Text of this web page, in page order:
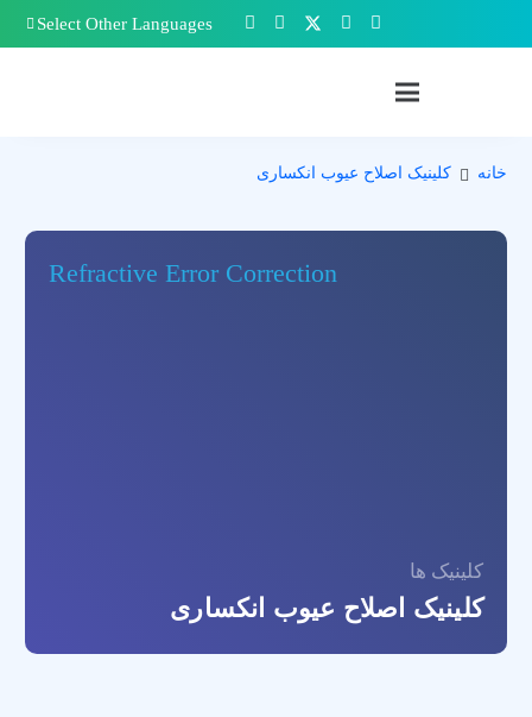
Select Other Languages
خانه کلینیک اصلاح عیوب انکساری
Refractive Error Correction
کلینیک ها
کلینیک اصلاح عیوب انکساری